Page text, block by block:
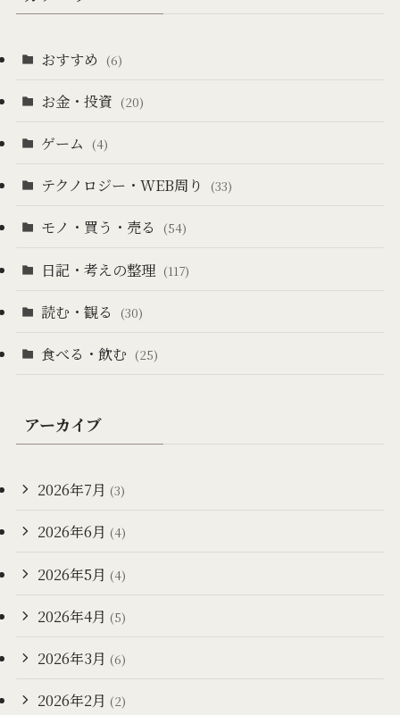
おすすめ (6)
お金・投資 (20)
ゲーム (4)
テクノロジー・WEB周り (33)
モノ・買う・売る (54)
日記・考えの整理 (117)
読む・観る (30)
食べる・飲む (25)
アーカイブ
2026年7月 (3)
2026年6月 (4)
2026年5月 (4)
2026年4月 (5)
2026年3月 (6)
2026年2月 (2)